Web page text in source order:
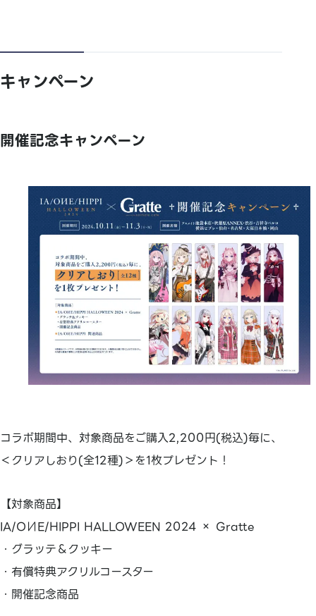
キャンペーン
開催記念キャンペーン
コラボ期間中、対象商品をご購入2,200円(税込)毎に、
＜クリアしおり(全12種)＞を1枚プレゼント！
【対象商品】
IA/OИE/HIPPI HALLOWEEN 2024 × Gratte
・グラッテ＆クッキー
・有償特典アクリルコースター
・開催記念商品